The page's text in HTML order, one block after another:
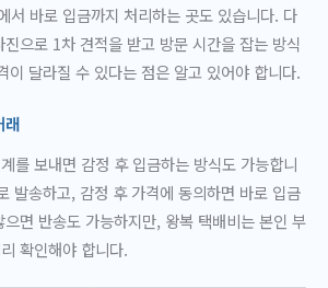
서 바로 입금까지 처리하는 곳도 있습니다. 다
으로 1차 견적을 받고 방문 시간을 잡는 방식
이 달라질 수 있다는 점은 알고 있어야 합니다.
래
를 보내면 감정 후 입금하는 방식도 가능합니
발송하고, 감정 후 가격에 동의하면 바로 입금
면 반송도 가능하지만, 왕복 택배비는 본인 부
확인해야 합니다.